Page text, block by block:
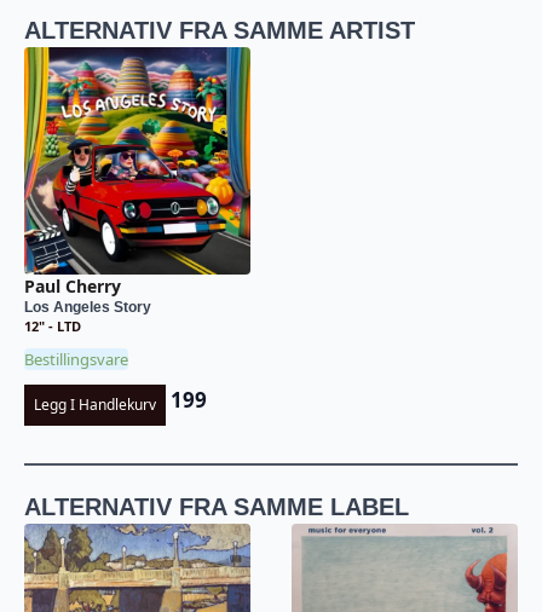
ALTERNATIV FRA SAMME ARTIST
Paul Cherry
Los Angeles Story
12" - LTD
Bestillingsvare
Legg I Handlekurv 199
ALTERNATIV FRA SAMME LABEL